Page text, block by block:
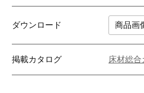
ダウンロード 商品画
掲載カタログ 床材総